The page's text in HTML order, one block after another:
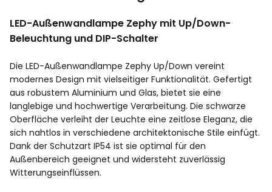
LED-Außenwandlampe Zephy mit Up/Down-
Beleuchtung und DIP-Schalter
Die LED-Außenwandlampe Zephy Up/Down vereint
modernes Design mit vielseitiger Funktionalität. Gefertigt
aus robustem Aluminium und Glas, bietet sie eine
langlebige und hochwertige Verarbeitung. Die schwarze
Oberfläche verleiht der Leuchte eine zeitlose Eleganz, die
sich nahtlos in verschiedene architektonische Stile einfügt.
Dank der Schutzart IP54 ist sie optimal für den
Außenbereich geeignet und widersteht zuverlässig
Witterungseinflüssen.